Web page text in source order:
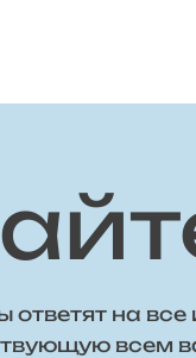
на все
всем